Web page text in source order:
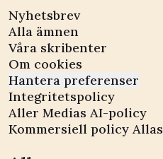
Nyhetsbrev
Alla ämnen
Våra skribenter
Om cookies
Hantera preferenser
Integritetspolicy
Aller Medias AI-policy
Kommersiell policy Allas